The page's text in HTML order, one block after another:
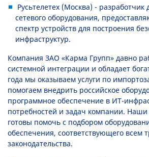
Русьтелетех (Москва) - разработчик
сетевого оборудования,
спектр устройств для построения
инфраструктур.
Компания ЗАО «Карма Групп» давно
системной интеграции и обладает
года мы оказываем услуги по
помогаем внедрить российское
программное обеспечение в ИТ-
потребностей и задач компании.
готовы помочь с подбором
обеспечения, соответствующего всем
законодательства.